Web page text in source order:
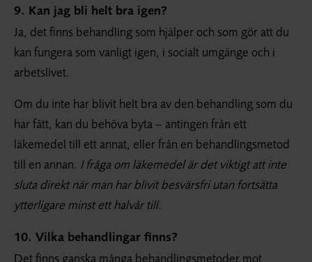
9. Kan jag bli helt bra igen?
Ja, det finns behandling som hjälper och som gör att du
kan fungera som vanligt igen, i socialt umgänge och i
arbetslivet.
Om du inte har blivit helt bra av den behandling som du
har fått, kan du behöva byta – antingen från ett
läkemedel till ett annat, eller från en behandlingsmetod
till en annan. I fråga om läkemedel är det viktigt att inte
sluta direkt när man har blivit besvärsfri utan fortsätta
ytterligare minst ett halvår till.
10. Vilka behandlingar finns?
Det finns ganska många behandlingsmetoder mot